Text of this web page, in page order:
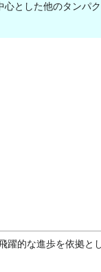
とした他のタン
躍的な進歩を依拠と